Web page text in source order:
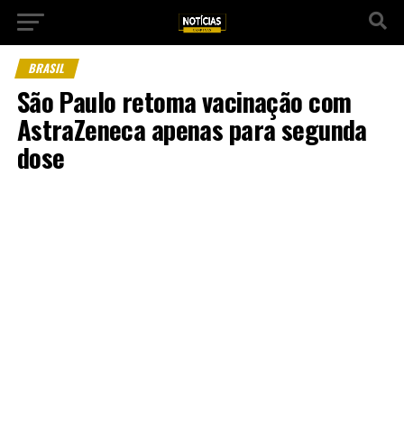
BRASIL
São Paulo retoma vacinação com
AstraZeneca apenas para segunda
dose